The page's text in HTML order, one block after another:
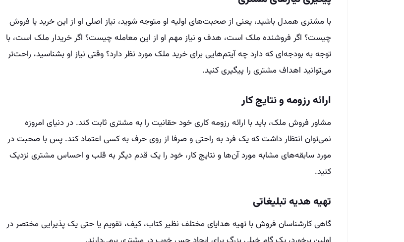
با مشتری همدل باشید، یعنی از صحبت‌های اولیه او متوجه شوید، نیاز اصلی او از این خرید یا فروش
چیست؟ اگر فروشنده ملک است، هدف و نیاز مهم او از این معامله چیست؟ اگر خریدار ملک است، با
توجه به بودجه‌ای که دارد چه آیتم‌هایی برای خرید ملک مورد نظر دارد؟ وقتی نیاز او بشناسید، راحت‌تر
می‌توانید اهداف مشتری را پیگیری کنید.
ارائه رزومه و نتایج کار
مشاور فروش ملک، باید با ارائه رزومه کاری خود حقانیت را به مشتری ثابت کند. در دنیای امروزه
نمی‌توان انتظار داشت که یک فرد به راحتی و صرفا از روی حرف به کسی اعتماد کند. پس با صحبت در
مورد سابقه‌های مشابه مورد آن‌ها و نتایج کار، خود را یک قدم دیگر به قلب و احساس مشتری نزدیک
کنید.
تهیه هدیه تبلیغاتی
گاهی کارشناسان فروش با تهیه هدایای مختلف نظیر کتاب، کیف، تقویم یا حتی یک پذیرایی مختصر در